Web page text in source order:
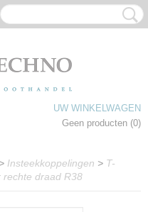
UW WINKELWAGEN
Geen producten (0)
> Insteekkoppelingen > T-
rechte draad R38